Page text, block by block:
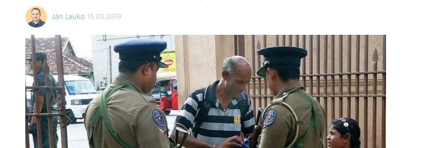
Ján Lauko 15.05.2019